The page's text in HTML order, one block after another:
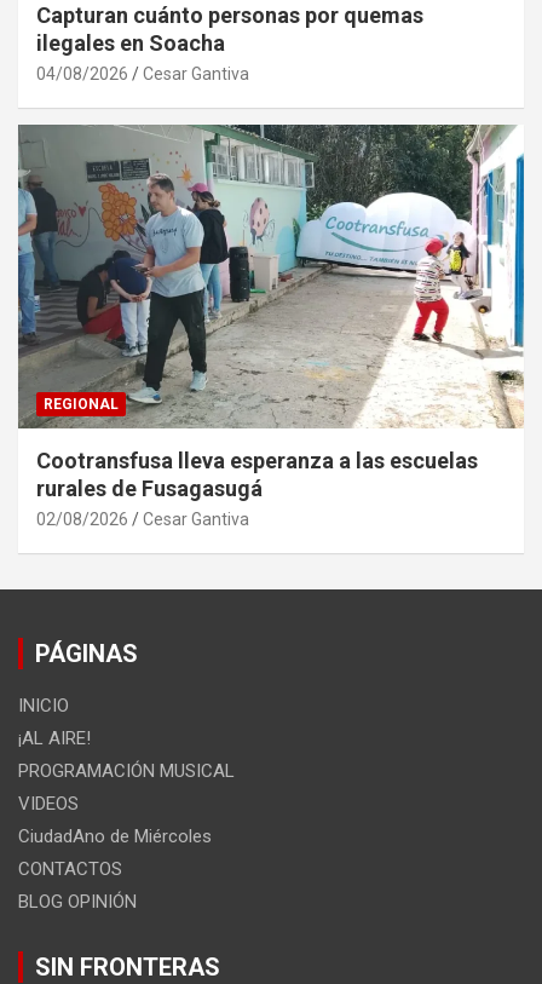
Capturan cuánto personas por quemas
ilegales en Soacha
04/08/2026 Cesar Gantiva
REGIONAL
Cootransfusa lleva esperanza a las escuelas
rurales de Fusagasugá
02/08/2026 Cesar Gantiva
PÁGINAS
INICIO
¡AL AIRE!
PROGRAMACIÓN MUSICAL
VIDEOS
CiudadAno de Miércoles
CONTACTOS
BLOG OPINIÓN
SIN FRONTERAS